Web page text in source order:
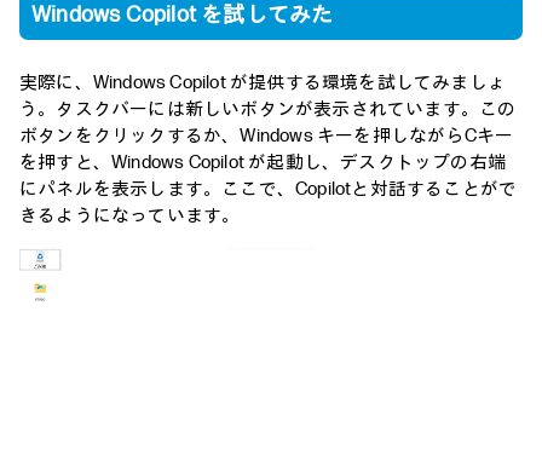
Windows Copilot を試してみた
実際に、Windows Copilot が提供する環境を試してみましょ
う。タスクバーには新しいボタンが表示されています。この
ボタンをクリックするか、Windows キーを押しながらCキー
を押すと、Windows Copilot が起動し、デスクトップの右端
にパネルを表示します。ここで、Copilotと対話することがで
きるようになっています。